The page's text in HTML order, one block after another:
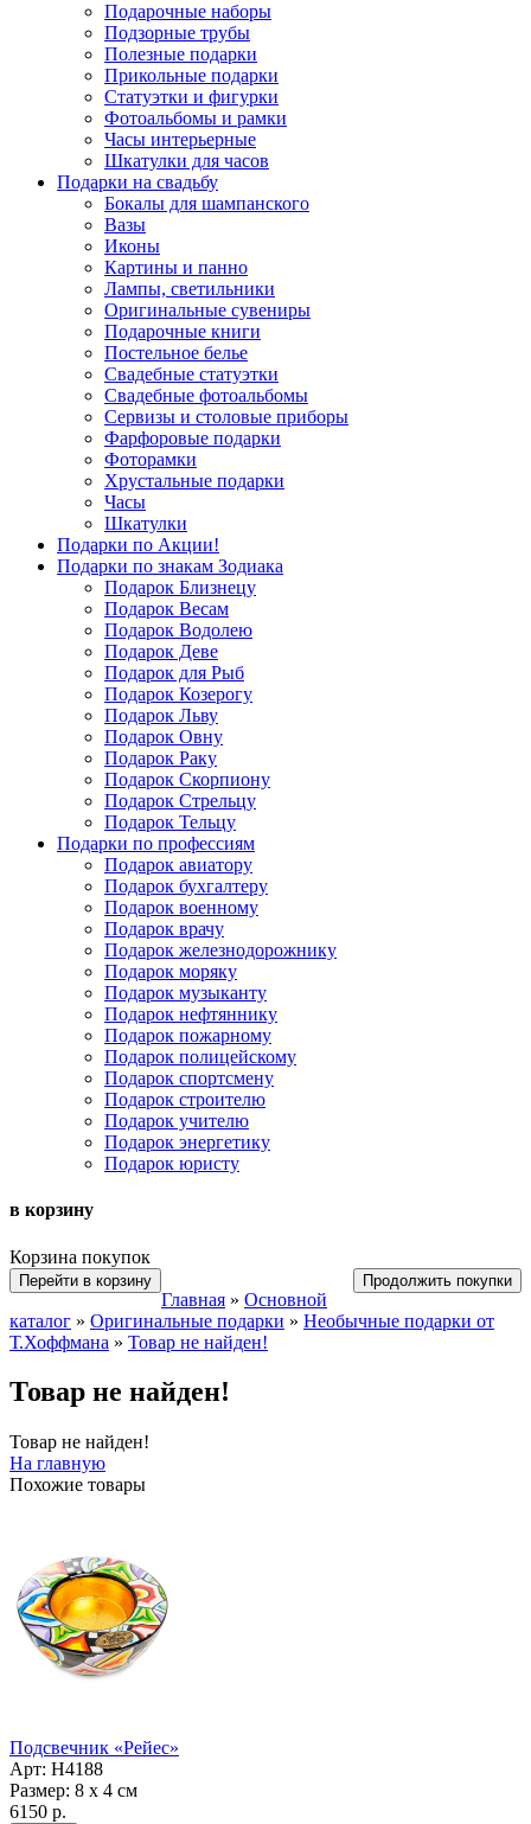
Подарочные наборы
Подзорные трубы
Полезные подарки
Прикольные подарки
Статуэтки и фигурки
Фотоальбомы и рамки
Часы интерьерные
Шкатулки для часов
Подарки на свадьбу
Бокалы для шампанского
Вазы
Иконы
Картины и панно
Лампы, светильники
Оригинальные сувениры
Подарочные книги
Постельное белье
Свадебные статуэтки
Свадебные фотоальбомы
Сервизы и столовые приборы
Фарфоровые подарки
Фоторамки
Хрустальные подарки
Часы
Шкатулки
Подарки по Акции!
Подарки по знакам Зодиака
Подарок Близнецу
Подарок Весам
Подарок Водолею
Подарок Деве
Подарок для Рыб
Подарок Козерогу
Подарок Льву
Подарок Овну
Подарок Раку
Подарок Скорпиону
Подарок Стрельцу
Подарок Тельцу
Подарки по профессиям
Подарок авиатору
Подарок бухгалтеру
Подарок военному
Подарок врачу
Подарок железнодорожнику
Подарок моряку
Подарок музыканту
Подарок нефтяннику
Подарок пожарному
Подарок полицейскому
Подарок спортсмену
Подарок строителю
Подарок учителю
Подарок энергетику
Подарок юристу
в корзину
Корзина покупок
Перейти в корзину Продолжить покупки
Главная » Основной
каталог » Оригинальные подарки » Необычные подарки от
Т.Хоффмана » Товар не найден!
Товар не найден!
Товар не найден!
На главную
Похожие товары
Подсвечник «Рейес»
Арт: H4188
Размер: 8 х 4 см
6150 р.